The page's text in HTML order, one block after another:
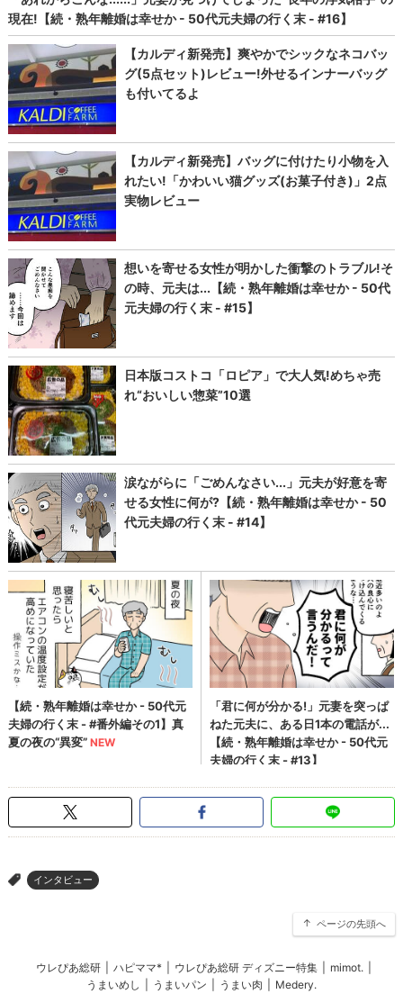
> インタビュー
ページの先頭へ
ウレぴあ総研 ハピママ* ウレぴあ総研 ディズニー特集 mimot.
うまいめし
うまいパン うまい肉 Medery.